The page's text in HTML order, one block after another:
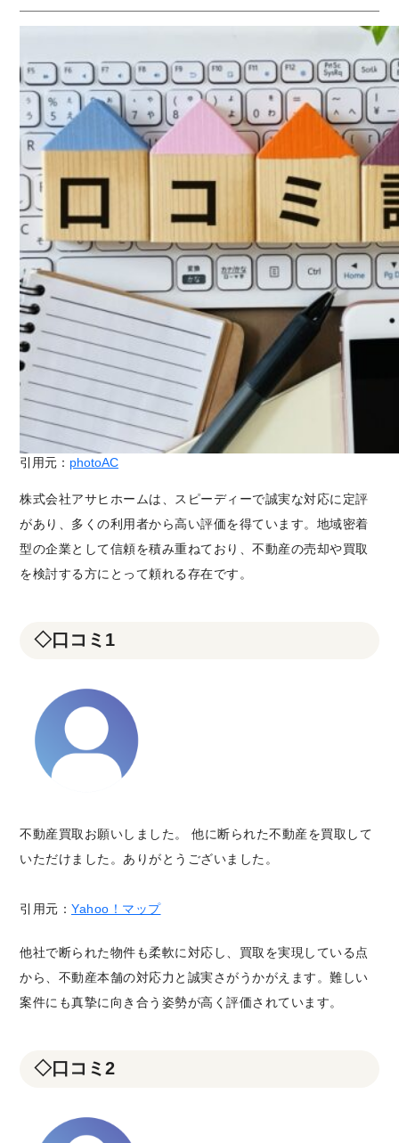
引用元： photoAC
株式会社アサヒホームは、スピーディーで誠実な対応に定評
があり、多くの利用者から高い評価を得ています。地域密着
型の企業として信頼を積み重ねており、不動産の売却や買取
を検討する方にとって頼れる存在です。
◇口コミ1
不動産買取お願いしました。 他に断られた不動産を買取して
いただけました。ありがとうございました。
引用元： Yahoo！マップ
他社で断られた物件も柔軟に対応し、買取を実現している点
から、不動産本舗の対応力と誠実さがうかがえます。難しい
案件にも真摯に向き合う姿勢が高く評価されています。
◇口コミ2